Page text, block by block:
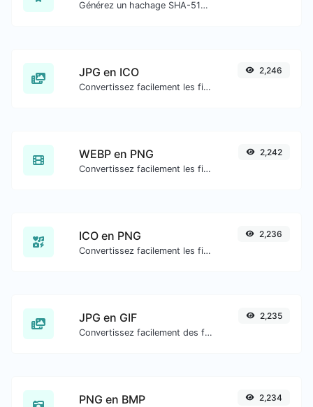
Générez un hachage SHA-512/256 pour toute entrée de chaîne.
JPG en ICO
Convertissez facilement les fichiers image JPG en ICO.
2,246
WEBP en PNG
Convertissez facilement les fichiers image WEBP en PNG.
2,242
ICO en PNG
Convertissez facilement les fichiers image ICO en PNG.
2,236
JPG en GIF
Convertissez facilement des fichiers image JPG en GIF.
2,235
PNG en BMP 2,234